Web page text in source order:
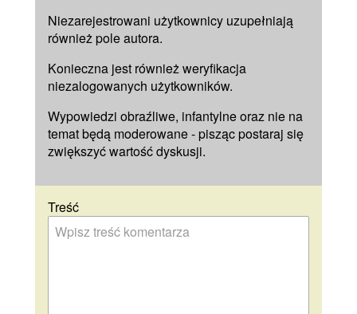
Niezarejestrowani użytkownicy uzupełniają
również poleautora.
Konieczna jest również weryfikacja
niezalogowanych użytkowników.
Wypowiedzi obraźliwe, infantylne oraz nie na
temat będą moderowane - pisząc postaraj się
zwiększyć wartość dyskusji.
Treść